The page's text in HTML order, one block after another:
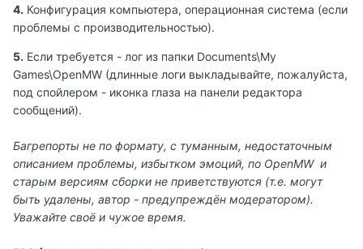
4. Конфигурация компьютера, операционная система (если
проблемы с производительностью).
5. Если требуется - лог из папки Documents\My
Games\OpenMW (длинные логи выкладывайте, пожалуйста,
под спойлером - иконка глаза на панели редактора
сообщений).
Багрепорты не по формату, с туманным, недостаточным
описанием проблемы, избытком эмоций, по OpenMW и
старым версиям сборки не приветствуются (т.е. могут
быть удалены, автор - предупреждён модератором).
Уважайте своё и чужое время.